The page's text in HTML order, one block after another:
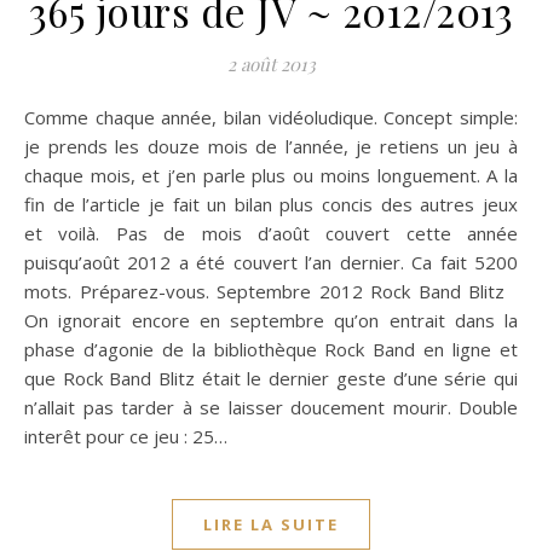
2 août 2013
Comme chaque année, bilan vidéoludique. Concept simple:
je prends les douze mois de l’année, je retiens un jeu à
chaque mois, et j’en parle plus ou moins longuement. A la
fin de l’article je fait un bilan plus concis des autres jeux
et voilà. Pas de mois d’août couvert cette année
puisqu’août 2012 a été couvert l’an dernier. Ca fait 5200
mots. Préparez-vous. Septembre 2012 Rock Band Blitz
On ignorait encore en septembre qu’on entrait dans la
phase d’agonie de la bibliothèque Rock Band en ligne et
que Rock Band Blitz était le dernier geste d’une série qui
n’allait pas tarder à se laisser doucement mourir. Double
interêt pour ce jeu : 25…
LIRE LA SUITE